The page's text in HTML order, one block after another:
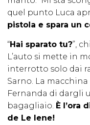
quel punto Luca
pistola e spara un
“Hai sparato tu?”,
L’auto si mette in
interrotto solo dai
Sarno. La
Fernanda di dargli
bagagliaio. È l’ora
de Le Iene!